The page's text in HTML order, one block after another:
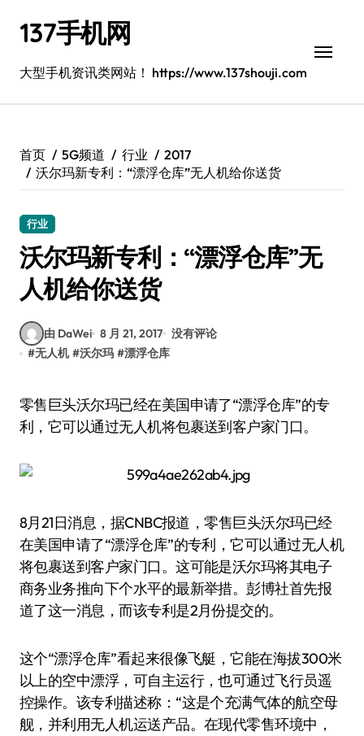
137手机网
大型手机资讯类网站！ https://www.137shouji.com
首页 5G频道 行业
2017
沃尔玛新专利：“漂浮仓库”无人机给你送货
行业
沃尔玛新专利：“漂浮仓库”无
人机给你送货
由 DaWei 8 月 21, 2017 没有评论
#无人机 #沃尔玛 #漂浮仓库
零售巨头沃尔玛已经在美国申请了“漂浮仓库”的专
利，它可以通过无人机将包裹送到客户家门口。
8月21日消息，据CNBC报道，零售巨头沃尔玛已经
在美国申请了“漂浮仓库”的专利，它可以通过无人机
将包裹送到客户家门口。这可能是沃尔玛将其电子
商务业务推向下个水平的最新举措。彭博社首先报
道了这一消息，而该专利是2月份提交的。
这个“漂浮仓库”看起来很像飞艇，它能在海拔300米
以上的空中漂浮，可自主运行，也可通过飞行员遥
控操作。该专利描述称：“这是个充满气体的航空母
舰，并利用无人机运送产品。在现代零售环境中，